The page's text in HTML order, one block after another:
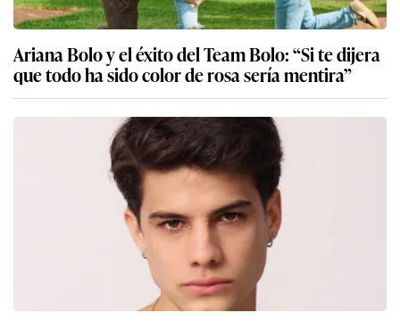
Ariana Bolo y el éxito del Team Bolo: “Si te dijera
que todo ha sido color de rosa sería mentira”